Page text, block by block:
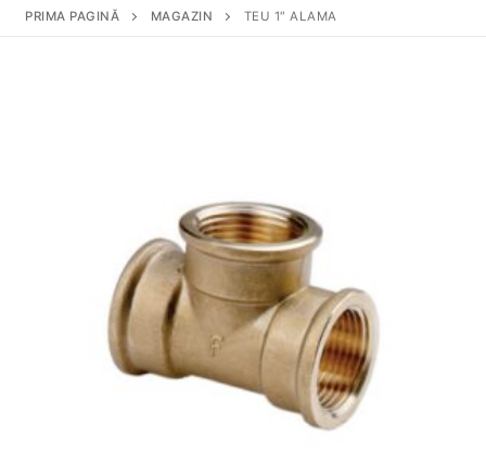
PRIMA PAGINĂ MAGAZIN TEU 1″ ALAMA